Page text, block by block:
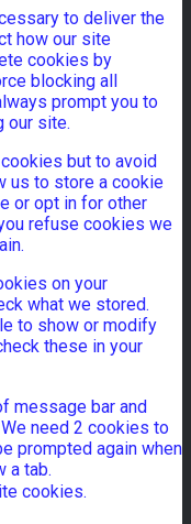
to deliver the
how our site
cookies by
blocking all
prompt you to
our site.
but to avoid
us to store a cookie
or opt in for other
refuse cookies we
on your
what we stored.
to show or modify
these in your
message bar and
need 2 cookies to
prompted again when
a tab.
cookies.